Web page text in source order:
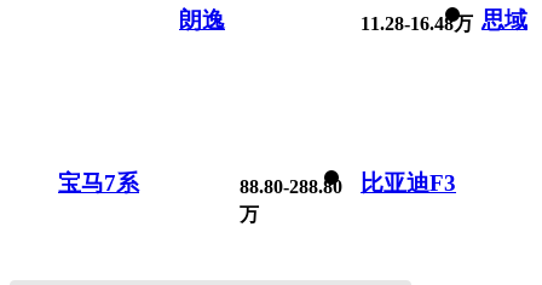
朗逸 11.28-16.48万 思域
宝马7系
88.80-288.80
万
比亚迪F3